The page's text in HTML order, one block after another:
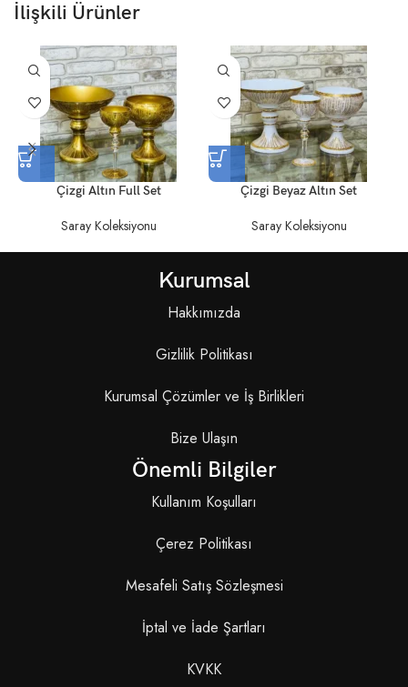
İlişkili Ürünler
Çizgi Altın Full Set
Saray Koleksiyonu
Çizgi Beyaz Altın Set
Saray Koleksiyonu
Kurumsal
Hakkımızda
Gizlilik Politikası
Kurumsal Çözümler ve İş Birlikleri
Bize Ulaşın
Önemli Bilgiler
Kullanım Koşulları
Çerez Politikası
Mesafeli Satış Sözleşmesi
İptal ve İade Şartları
KVKK